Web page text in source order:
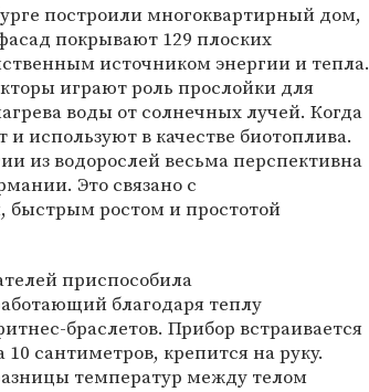
построили многоквартирный дом,
покрывают 129 плоских
источником энергии и тепла.
играют роль прослойки для
воды от солнечных лучей. Когда
используют в качестве биотоплива.
из водорослей весьма перспективна
Это связано с
быстрым ростом и простотой
приспособила
благодаря теплу
браслетов. Прибор встраивается
сантиметров, крепится на руку.
температур между телом